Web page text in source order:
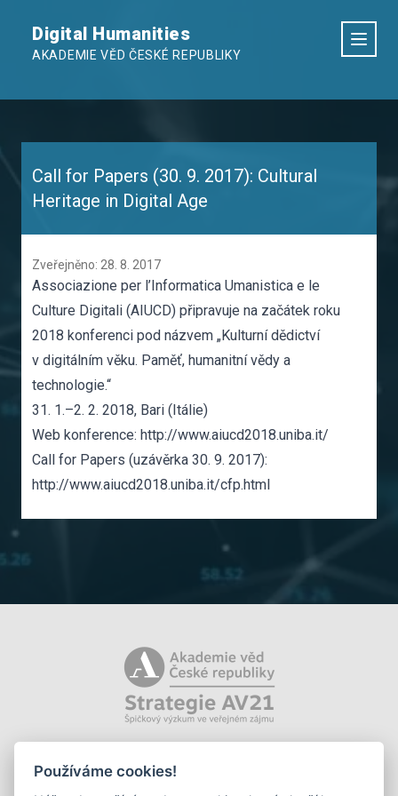
Digital Humanities
AKADEMIE VĚD ČESKÉ REPUBLIKY
Call for Papers (30. 9. 2017): Cultural
Heritage in Digital Age
Zveřejněno: 28. 8. 2017
Associazione per l’Informatica Umanistica e le
Culture Digitali (AIUCD) připravuje na začátek roku
2018 konferenci pod názvem „Kulturní dědictví
v digitálním věku. Paměť, humanitní vědy a
technologie.“
31. 1.–2. 2. 2018, Bari (Itálie)
Web konference: http://www.aiucd2018.uniba.it/
Call for Papers (uzávěrka 30. 9. 2017):
http://www.aiucd2018.uniba.it/cfp.html
Používáme cookies!